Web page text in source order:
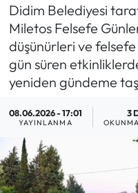
Didim Belediyesi
Miletos Felsefe
düşünürleri ve felsefe
gün süren
yeniden gündeme
08.06.2026 - 17:01
YAYINLANMA
3
GÜNCEL
GÜNDEM
MAGAZİN
SAĞLIK
SİYASET
SPOR
Son Dakika
Haber Arşivi